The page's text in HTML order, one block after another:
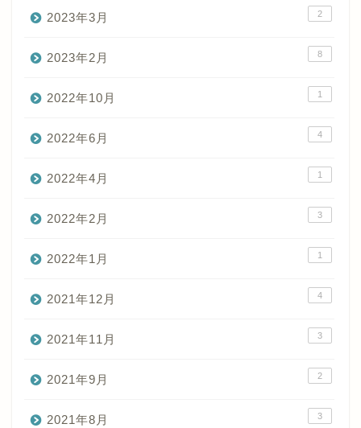
2023年3月 2
2023年2月 8
2022年10月 1
2022年6月 4
2022年4月 1
2022年2月 3
2022年1月 1
2021年12月 4
2021年11月 3
2021年9月 2
2021年8月 3